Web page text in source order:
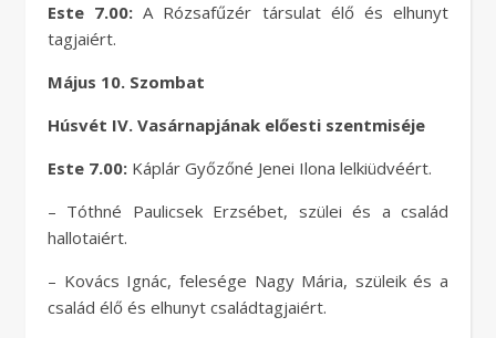
Este 7.00:A Rózsafűzér társulat élő és elhunyt
tagjaiért.
Május 10. Szombat
Húsvét IV. Vasárnapjának előesti szentmiséje
Este 7.00: Káplár Győzőné Jenei Ilona lelkiüdvéért.
– Tóthné Paulicsek Erzsébet, szülei és a család
hallotaiért.
– Kovács Ignác, felesége Nagy Mária, szüleik és a
család élő és elhunyt családtagjaiért.